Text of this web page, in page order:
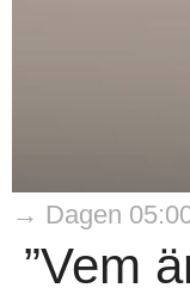
→ Dagen
”Vem